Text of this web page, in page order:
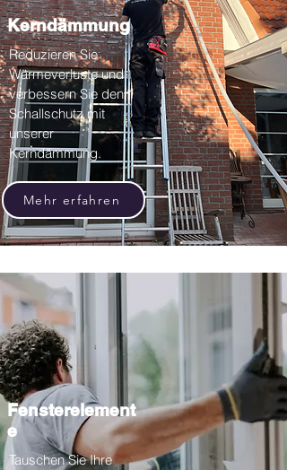
Kerndämmung
Reduzieren Sie
Wärmeverluste und
verbessern Sie den
Schallschutz mit
unserer
Kerndämmung.
Mehr erfahren
Fensterelement
e
Tauschen Sie Ihre